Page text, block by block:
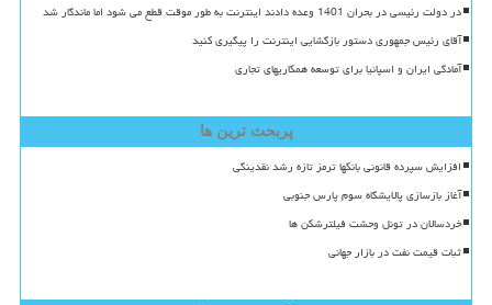
در دولت رئیسی در بحران 1401 وعده دادند اینترنت به طور موقت قطع می شود اما ماندگار شد
آقای رئیس جمهوری دستور بازگشایی اینترنت را پیگیری کنید
آمادگی ایران و اسپانیا برای توسعه همکاریهای تجاری
پربحث ترین ها
افزایش سپرده قانونی بانکها ترمز تازه رشد نقدینگی
آغاز بازسازی پالایشگاه سوم پارس جنوبی
خردسالان در تونل وحشت فیلترشکن ها
ثبات قیمت نفت در بازار جهانی